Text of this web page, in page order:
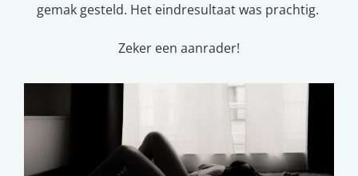
gemak gesteld. Het eindresultaat was prachtig.
Zeker een aanrader!